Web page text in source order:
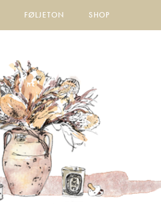
FØLJETON SHOP